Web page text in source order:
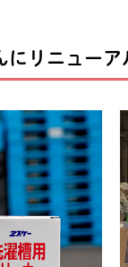
にリニューア